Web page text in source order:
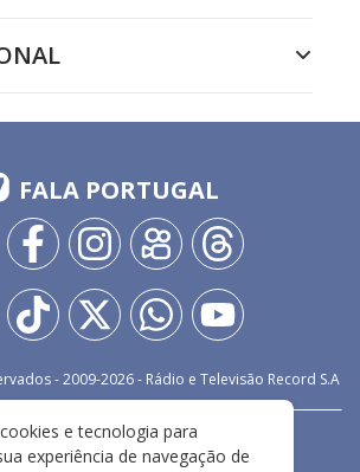
FALA PORTUGAL
- 2009-2026- Rádio e Televisão Record S.A
FALE CONOSCO
PRIVACIDADE
e tecnologia para
experiência de navegação de